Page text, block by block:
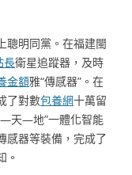
聰明同黨。在福建閩
長衛星追蹤器，及時
金額雅“傳感器”。在
了對數包養網十萬留
—天—地”一體化智能
感器等裝備，完成了
。